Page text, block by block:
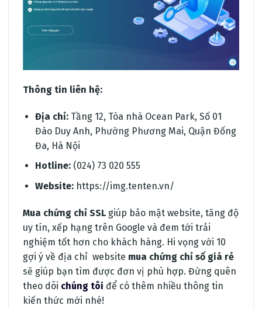
Thông tin liên hệ:
Địa chỉ:Tầng 12, Tòa nhà Ocean Park, Số 01
Đào Duy Anh, Phường Phương Mai, Quận Đống
Đa, Hà Nội
Hotline:(024) 73 020 555
Website:https://img.tenten.vn/
Mua chứng chỉ SSL giúp bảo mật website, tăng độ
uy tín, xếp hạng trên Google và đem tới trải
nghiệm tốt hơn cho khách hàng. Hi vọng với 10
gợi ý về địa chỉ website mua chứng chỉ số giá rẻ
sẽ giúp bạn tìm được đơn vị phù hợp. Đừng quên
theo dõi chúng tôi để có thêm nhiều thông tin
kiến thức mới nhé!